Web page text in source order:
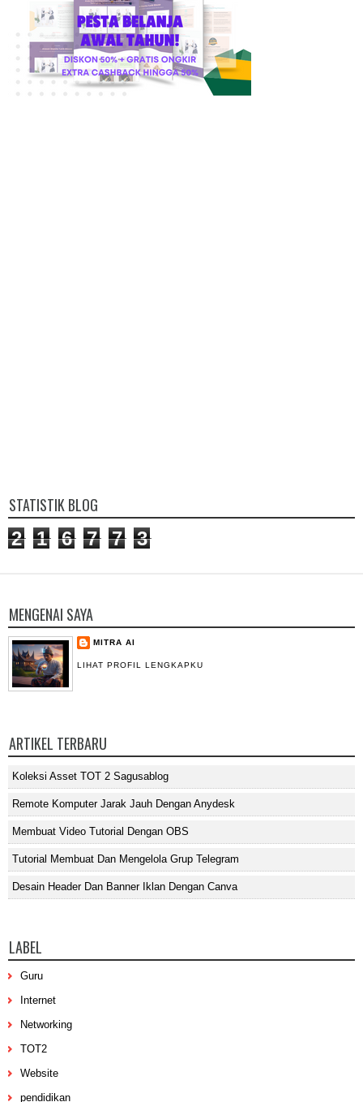
STATISTIK BLOG
2 1 6 7 7 3
MENGENAI SAYA
MITRA AI
LIHAT PROFIL LENGKAPKU
ARTIKEL TERBARU
Koleksi Asset TOT 2 Sagusablog
Remote Komputer Jarak Jauh Dengan Anydesk
Membuat Video Tutorial Dengan OBS
Tutorial Membuat Dan Mengelola Grup Telegram
Desain Header Dan Banner Iklan Dengan Canva
LABEL
Guru
Internet
Networking
TOT2
Website
pendidikan